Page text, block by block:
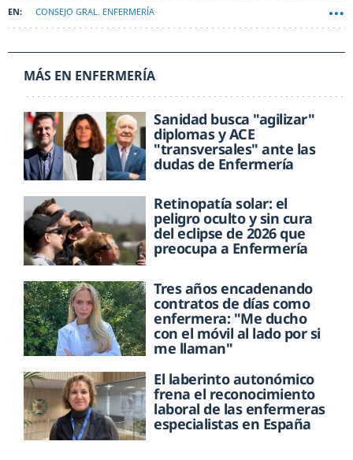
CONSEJO GRAL. ENFERMERÍA
MÁS EN ENFERMERÍA
Sanidad busca "agilizar"
diplomas y ACE
"transversales" ante las
dudas de Enfermería
Retinopatía solar: el
peligro oculto y sin cura
del eclipse de 2026 que
preocupa a Enfermería
Tres años encadenando
contratos de días como
enfermera: "Me ducho
con el móvil al lado por si
me llaman"
El laberinto autonómico
frena el reconocimiento
laboral de las enfermeras
especialistas en España